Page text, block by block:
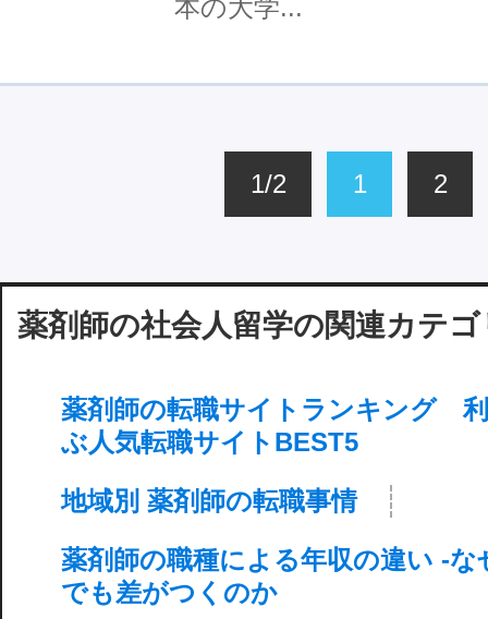
本の大学...
1/2 1 2
薬剤師の社会人留学の関連カテゴ
薬剤師の転職サイトランキング
ぶ人気転職サイトBEST5
地域別 薬剤師の転職事情
薬剤師の職種による年収の違い -な
でも差がつくのか